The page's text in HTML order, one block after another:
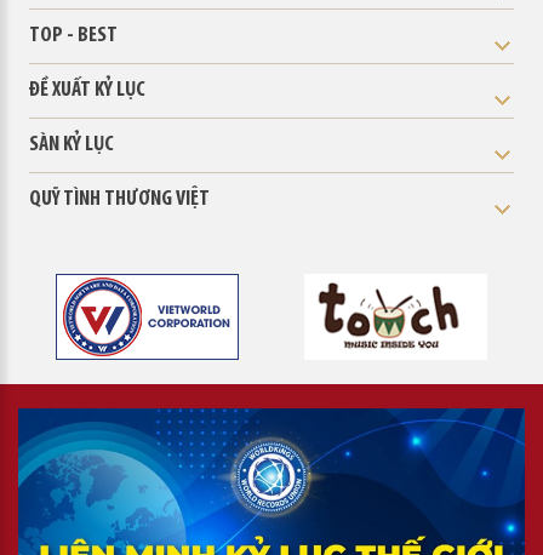
TOP - BEST
ĐỀ XUẤT KỶ LỤC
SÀN KỶ LỤC
QUỸ TÌNH THƯƠNG VIỆT